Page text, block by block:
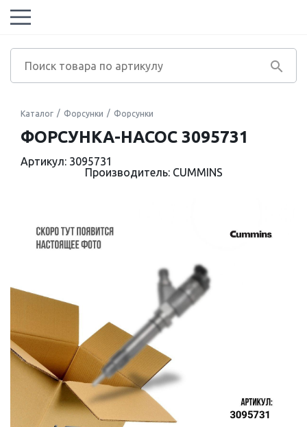
Каталог Форсунки Форсунки
ФОРСУНКА-НАСОС 3095731
Артикул: 3095731
Производитель: CUMMINS